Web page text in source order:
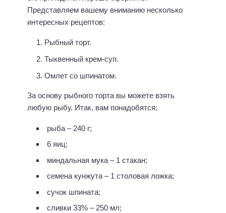
Представляем вашему вниманию несколько
интересных рецептов:
Рыбный торт.
Тыквенный крем-суп.
Омлет со шпинатом.
За основу рыбного торта вы можете взять
любую рыбу. Итак, вам понадобятся:
рыба – 240 г;
6 яиц;
миндальная мука – 1 стакан;
семена кунжута – 1 столовая ложка;
сучок шпината;
сливки 33% – 250 мл;